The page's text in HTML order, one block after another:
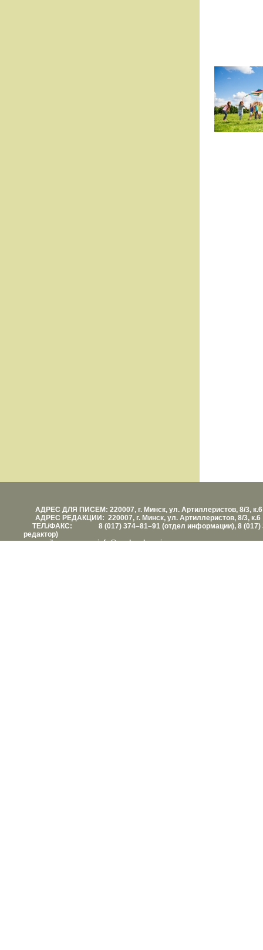
АДРЕС ДЛЯ ПИСЕМ: 220007, г. Минск, ул. Артиллеристов, 8/3, к.6
АДРЕС РЕДАКЦИИ: 220007, г. Минск, ул. Артиллеристов, 8/3, к.6
ТЕЛ./ФАКС: 8 (017) 374–81–91 (отдел информации), 8 (017)
редактор)
е-mail: info@vashezdorovie.com